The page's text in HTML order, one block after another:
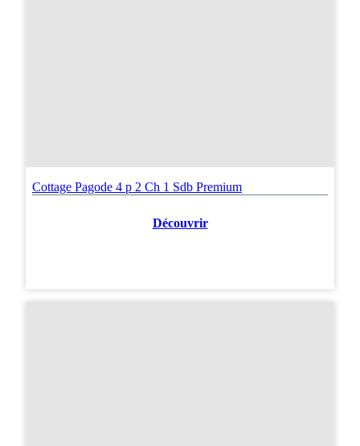
Cottage Pagode 4 p 2 Ch 1 Sdb Premium
Découvrir